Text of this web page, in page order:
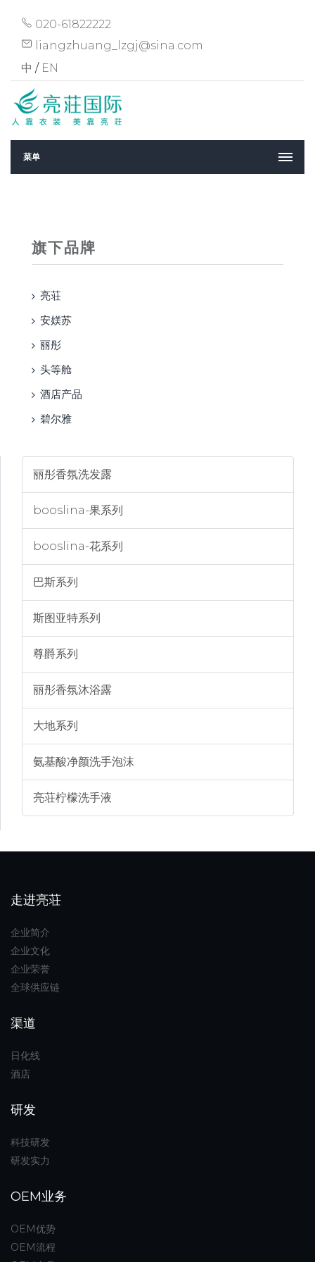
020-61822222
liangzhuang_lzgj@sina.com
中 / EN
菜单
旗下品牌
亮荘
安媄苏
丽彤
头等舱
酒店产品
碧尔雅
丽彤香氛洗发露
booslina-果系列
booslina-花系列
巴斯系列
斯图亚特系列
尊爵系列
丽彤香氛沐浴露
大地系列
氨基酸净颜洗手泡沫
亮荘柠檬洗手液
走进亮荘
企业简介
企业文化
企业荣誉
全球供应链
渠道
日化线
酒店
研发
科技研发
研发实力
OEM业务
OEM优势
OEM流程